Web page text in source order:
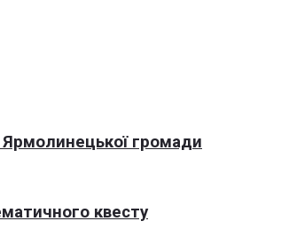
Ярмолинецької громади
квесту